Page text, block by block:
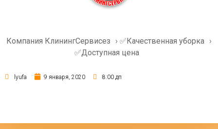
Компания КлинингСервисез › ✅Качественная уборка ›
✅Доступная цена
lyufa 9 января, 2020 8:00 дп